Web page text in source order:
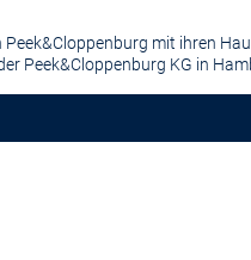
mit ihren
Peek&Cloppenburg KG in